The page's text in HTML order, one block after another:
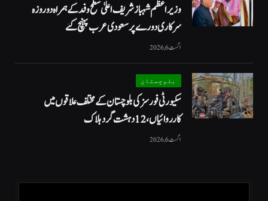
وزیراعظم شہبازشریف اعلیٰ سطح وفد کے ہمراہ دو روزه
سرکاری دورے پر سعودی عرب پہنچ گئے
اگست 6, 2026
بلوچستان
سکیورٹی فورسز کی بلوچستان کے مختلف علاقوں میں
کارروائیاں ، 12 دہشت گرد ہلاک
اگست 6, 2026